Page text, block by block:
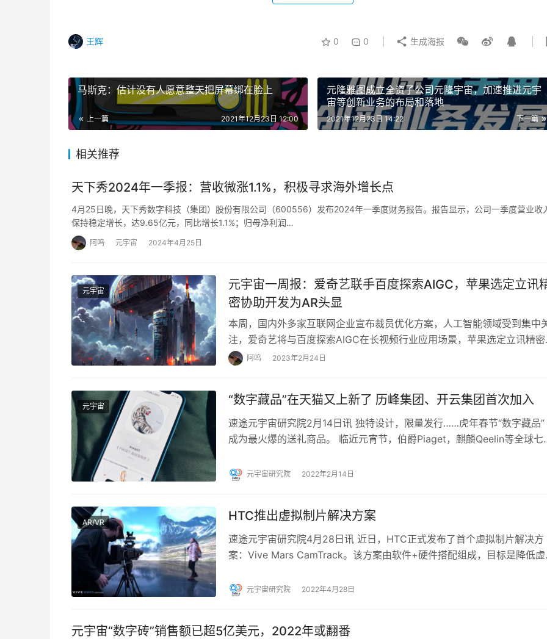
王辉 0 0 生成海报
马斯克：估计没有人愿意整天把屏幕绑在脸上
上一篇 2021年12月23日 12:00
元隆雅图成立全资子公司元隆宇宙，加速推进元宇
宙等创新业务的布局和落地
下一篇
2021年12月23日 14:22
相关推荐
天下秀2024年一季报：营收微涨1.1%，积极寻求海外增长点
4月25日晚，天下秀数字科技（集团）股份有限公司（600556）发布2024年一季度财务报告。报告显示，公司一季度营业收
保持稳定增长，达9.65亿元，同比增长1.1%；归母净利润…
阿呜 元宇宙 2024年4月25日
元宇宙
元宇宙一周报：爱奇艺联手百度探索AIGC，苹果选定立讯
密协助开发为AR头显
本周，国内外多家互联网企业宣布裁员优化方案，人工智能领域受到集中
注，爱奇艺将与百度探索AIGC在长视频行业应用场景，苹果选定立讯精密
协助开发旗下首款AR头显，字节跳动宣布加入“大…
阿呜 2023年2月24日
元宇宙 “数字藏品”在天猫又上新了 历峰集团、开云集团首次加入
速途元宇宙研究院2月14日讯 独特设计，限量发行……虎年春节“数字藏品”
成为最火爆的送礼商品。 临近元宵节，伯爵Piaget，麒麟Qeelin等全球七
元宇宙研究院 2022年2月14日
AR/VR HTC推出虚拟制片解决方案
速途元宇宙研究院4月28日讯 近日，HTC正式发布了首个虚拟制片解决方
案：Vive Mars CamTrack。该方案由软件+硬件搭配组成，目标是降低虚
元宇宙研究院 2022年4月28日
元宇宙“数字砖”销售额已超5亿美元，2022年或翻番